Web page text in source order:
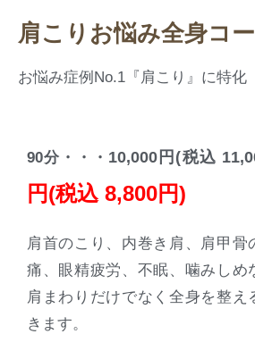
肩こりお悩み全身コ
お悩み症例 No.1 『肩こり』に特化
90分・・・ 10,000円(税込
円(税込 8,800円)
肩首のこり、内巻き肩、肩甲骨
痛、眼精疲労、不眠、噛みしめ
肩まわりだけでなく全身を整え
きます。